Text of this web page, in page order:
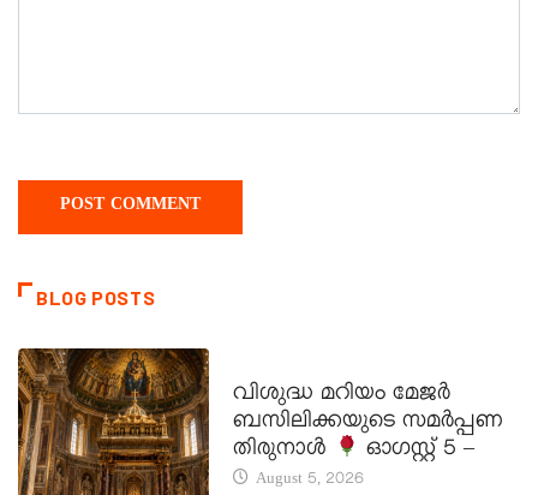
BLOG POSTS
വിശുദ്ധ മറിയം മേജർ
ബസിലിക്കയുടെ സമർപ്പണ
തിരുനാൾ
ഓഗസ്റ്റ് 5 –
August 5, 2026